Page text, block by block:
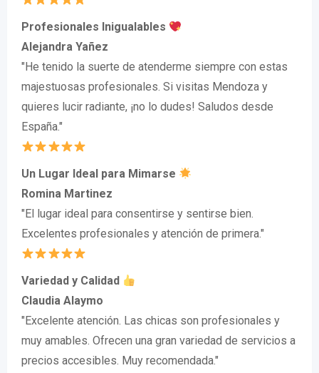
Profesionales Inigualables
Alejandra Yañez
"He tenido la suerte de atenderme siempre con estas
majestuosas profesionales. Si visitas Mendoza y
quieres lucir radiante, ¡no lo dudes! Saludos desde
España."
Un Lugar Ideal para Mimarse
Romina Martinez
"El lugar ideal para consentirse y sentirse bien.
Excelentes profesionales y atención de primera."
Variedad y Calidad
Claudia Alaymo
"Excelente atención. Las chicas son profesionales y
muy amables. Ofrecen una gran variedad de servicios a
precios accesibles. Muy recomendada."